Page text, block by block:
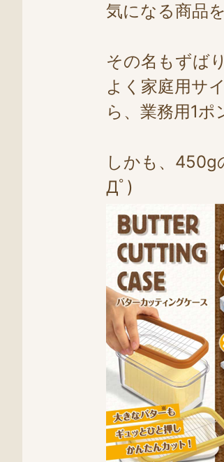
気になる商品
その名もずば
よく家庭用サ
ら、業務用1
しかも、450g
Дﾟ)